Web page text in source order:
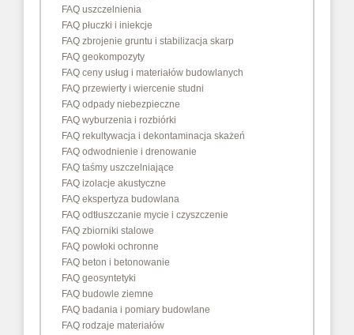
FAQ uszczelnienia
FAQ płuczki i iniekcje
FAQ zbrojenie gruntu i stabilizacja skarp
FAQ geokompozyty
FAQ ceny usług i materiałów budowlanych
FAQ przewierty i wiercenie studni
FAQ odpady niebezpieczne
FAQ wyburzenia i rozbiórki
FAQ rekultywacja i dekontaminacja skażeń
FAQ odwodnienie i drenowanie
FAQ taśmy uszczelniające
FAQ izolacje akustyczne
FAQ ekspertyza budowlana
FAQ odtłuszczanie mycie i czyszczenie
FAQ zbiorniki stalowe
FAQ powłoki ochronne
FAQ beton i betonowanie
FAQ geosyntetyki
FAQ budowle ziemne
FAQ badania i pomiary budowlane
FAQ rodzaje materiałów